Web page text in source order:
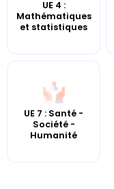
UE 4 :
Mathématiques
et statistiques
UE 7 : Santé -
Société -
Humanité